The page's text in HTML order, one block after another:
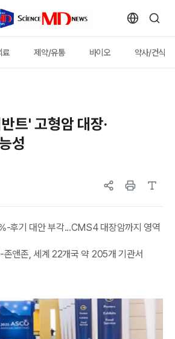
료 제약/유통 바이오 약사/건식
트' 고형암 대장·
성
후기 대안 부각...CMS4 대장암까지 영역
앤존, 세계 22개국 약 205개 기관서